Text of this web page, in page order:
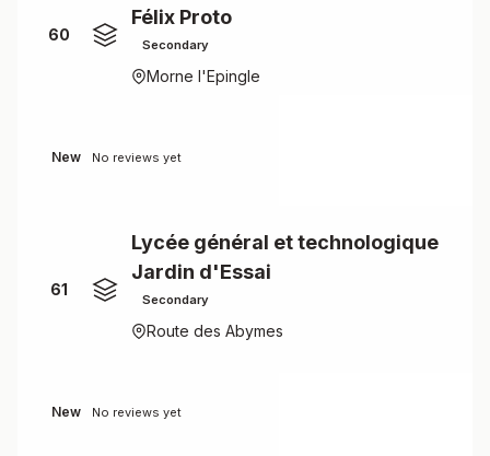
60
Félix Proto
Secondary
Morne l'Epingle
New No reviews yet
61
Lycée général et technologique
Jardin d'Essai
Secondary
Route des Abymes
New No reviews yet